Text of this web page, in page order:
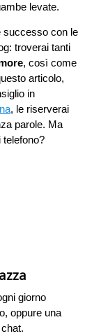
levate.
successo con le
troverai tanti
, così come
articolo,
in
, le riserverai
parole. Ma
telefono?
giorno
oppure una